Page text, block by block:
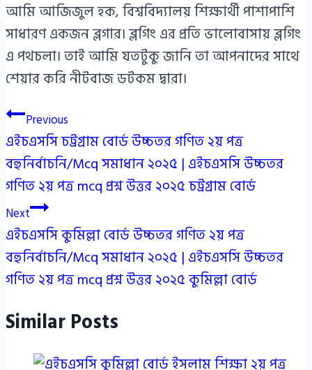
আমি আজিজুল হক, বিশ্ববিদ্যালয় শিক্ষার্থী পাশাপাশি
সাধারণ একজন ব্লগার। ব্লগিং এর প্রতি ভালোবাসায় ব্লগিং
এ পথচলা। তাই আমি যতটুকু জানি তা আপনাদের সাথে
শেয়ার করি নীটবাজ ডটকম দ্বারা।
Post
navigation
Previous
এইচএসসি চট্রগ্রাম বোর্ড উচ্চতর গণিত ২য় পত্র
বহুনির্বাচনি/Mcq সমাধান ২০২৫ | এইচএসসি উচ্চতর
গণিত ২য় পত্র mcq প্রশ্ন উত্তর ২০২৫ চট্রগ্রাম বোর্ড
Next
এইচএসসি কুমিল্লা বোর্ড উচ্চতর গণিত ২য় পত্র
বহুনির্বাচনি/Mcq সমাধান ২০২৫ | এইচএসসি উচ্চতর
গণিত ২য় পত্র mcq প্রশ্ন উত্তর ২০২৫ কুমিল্লা বোর্ড
Similar Posts